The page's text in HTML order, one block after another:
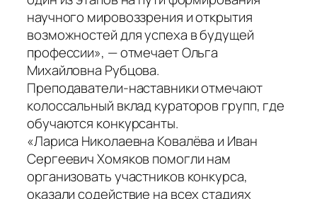
научного мировоззрения и открытия
возможностей для успеха в будущей
профессии», — отмечает Ольга
Михайловна Рубцова.
Преподаватели-наставники отмечают
колоссальный вклад кураторов групп, где
обучаются конкурсанты.
«Лариса Николаевна Ковалёва и Иван
Сергеевич Хомяков помогли нам
организовать участников конкурса,
оказали содействие на всех стадиях